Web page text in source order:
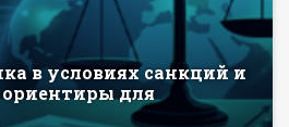
в условиях санкций и
для